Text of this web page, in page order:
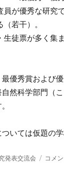
員が優秀な研究
若干）。
生徒票が多く集
優秀賞および
然科学部門（
いては仮題の学
発表交流会
第
コメン